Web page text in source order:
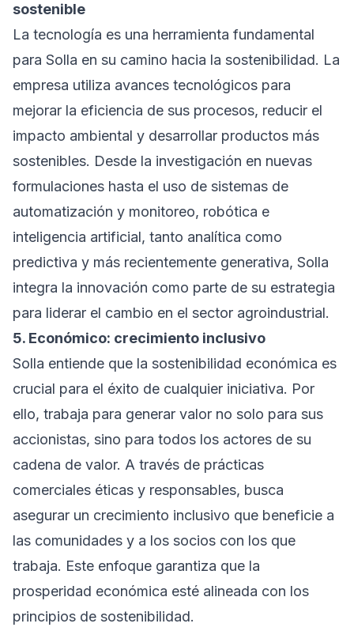
sostenible
La tecnología es una herramienta fundamental
para Solla en su camino hacia la sostenibilidad. La
empresa utiliza avances tecnológicos para
mejorar la eficiencia de sus procesos, reducir el
impacto ambiental y desarrollar productos más
sostenibles. Desde la investigación en nuevas
formulaciones hasta el uso de sistemas de
automatización y monitoreo, robótica e
inteligencia artificial, tanto analítica como
predictiva y más recientemente generativa, Solla
integra la innovación como parte de su estrategia
para liderar el cambio en el sector agroindustrial.
5. Económico: crecimiento inclusivo
Solla entiende que la sostenibilidad económica es
crucial para el éxito de cualquier iniciativa. Por
ello, trabaja para generar valor no solo para sus
accionistas, sino para todos los actores de su
cadena de valor. A través de prácticas
comerciales éticas y responsables, busca
asegurar un crecimiento inclusivo que beneficie a
las comunidades y a los socios con los que
trabaja. Este enfoque garantiza que la
prosperidad económica esté alineada con los
principios de sostenibilidad.